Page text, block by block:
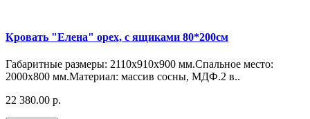
Кровать "Елена" орех, с ящиками 80*200см
Габаритные размеры: 2110х910х900 мм.Спальное место:
2000х800 мм.Материал: массив сосны, МДФ.2 в..
22 380.00 р.